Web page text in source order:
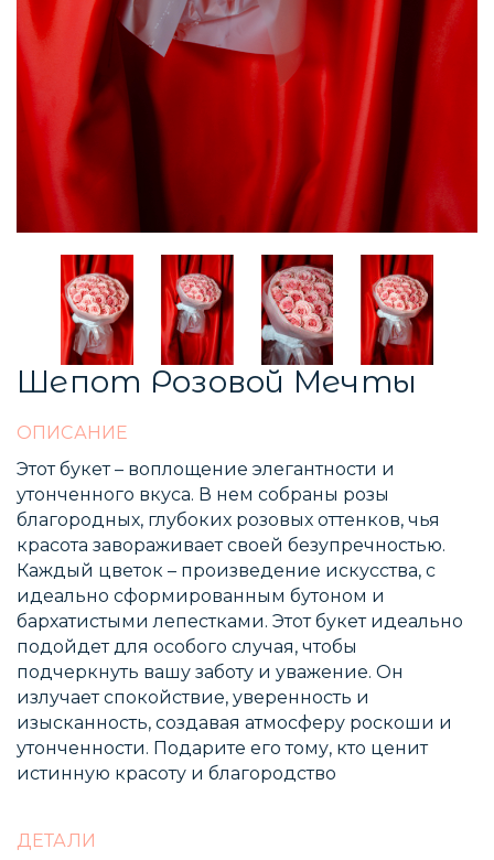
Шепот Розовой Мечты
ОПИСАНИЕ
Этот букет – воплощение элегантности и
утонченного вкуса. В нем собраны розы
благородных, глубоких розовых оттенков, чья
красота завораживает своей безупречностью.
Каждый цветок – произведение искусства, с
идеально сформированным бутоном и
бархатистыми лепестками. Этот букет идеально
подойдет для особого случая, чтобы
подчеркнуть вашу заботу и уважение. Он
излучает спокойствие, уверенность и
изысканность, создавая атмосферу роскоши и
утонченности. Подарите его тому, кто ценит
истинную красоту и благородство
ДЕТАЛИ